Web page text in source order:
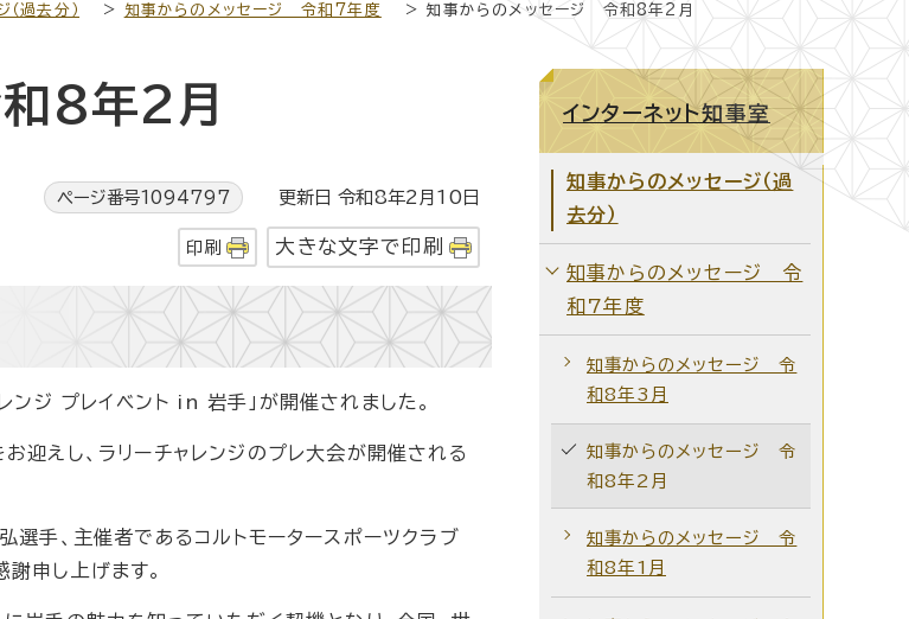
過去分） > 知事からのメッセージ 令和7年度 > 知事からのメッセージ 令和8年2月
8年2月
ページ番号1094797 更新日 令和8年2月10日
印刷 大きな文字で印刷
プレイベント in 岩手」が開催されました。
迎えし、ラリーチャレンジのプレ大会が開催される
手、主催者であるコルトモータースポーツクラブ
申し上げます。
インターネット知事室
知事からのメッセージ（過
去分）
知事からのメッセージ 令
和7年度
知事からのメッセージ 令
和8年3月
知事からのメッセージ 令
和8年2月
知事からのメッセージ 令
和8年1月